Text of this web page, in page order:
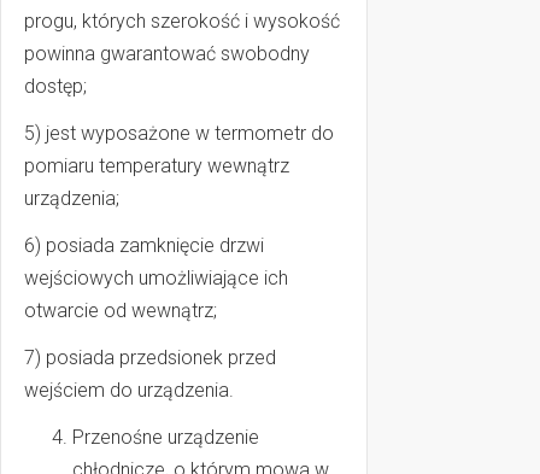
progu, których szerokość i wysokość
powinna gwarantować swobodny
dostęp;
5) jest wyposażone w termometr do
pomiaru temperatury wewnątrz
urządzenia;
6) posiada zamknięcie drzwi
wejściowych umożliwiające ich
otwarcie od wewnątrz;
7) posiada przedsionek przed
wejściem do urządzenia.
Przenośne urządzenie